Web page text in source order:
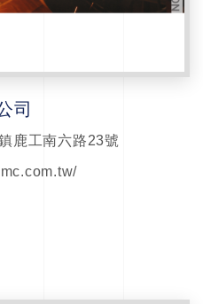
司
鹿工南六路23號